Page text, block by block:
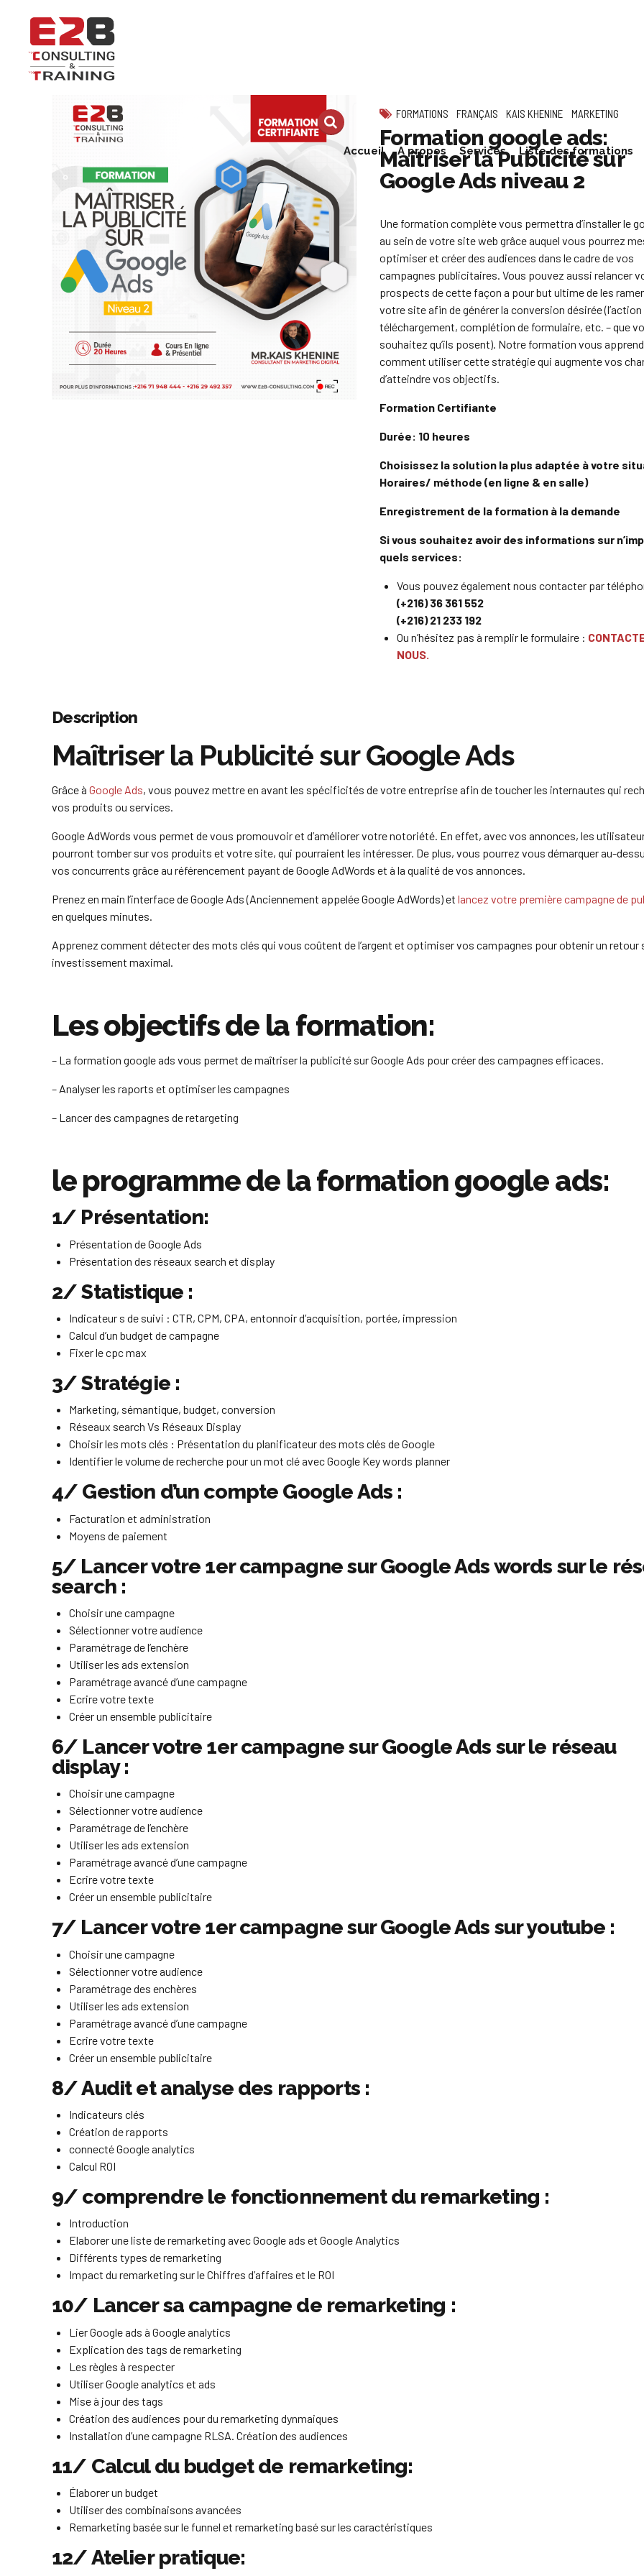
Accueil A propos Services Liste des formations
FORMATIONS FRANÇAIS KAIS KHENINE MARKETING
Formation google ads:
Maîtriser la Publicité sur
Google Ads niveau 2
Une formation complète vous permettra d’installer le
au sein de votre site web grâce auquel vous pourrez
optimiser et créer des audiences dans le cadre de vos
campagnes publicitaires. Vous pouvez aussi relancer
prospects de cette façon a pour but ultime de les
votre site afin de générer la conversion désirée
téléchargement, complétion de formulaire, etc. – que
souhaitez qu’ils posent). Notre formation vous apprend
comment utiliser cette stratégie qui augmente vos
d’atteindre vos objectifs.
Formation Certifiante
Durée: 10 heures
Choisissez la solution la plus adaptée à votre
Horaires/ méthode (en ligne & en salle)
Enregistrement de la formation à la demande
Si vous souhaitez avoir des informations sur
quels services:
Vous pouvez également nous contacter par
(+216) 36 361 552
(+216) 21 233 192
Ou n’hésitez pas à remplir le formulaire :
NOUS.
Description
Maîtriser la Publicité sur Google Ads
Grâce à Google Ads, vous pouvez mettre en avant les spécificités de votre entreprise afin de toucher les internautes qui
vos produits ou services.
Google AdWords vous permet de vous promouvoir et d’améliorer votre notoriété. En effet, avec vos annonces, les
pourront tomber sur vos produits et votre site, qui pourraient les intéresser. De plus, vous pourrez vous démarquer au-
vos concurrents grâce au référencement payant de Google AdWords et à la qualité de vos annonces.
Prenez en main l’interface de Google Ads (Anciennement appelée Google AdWords) et lancez votre première campagne de
en quelques minutes.
Apprenez comment détecter des mots clés qui vous coûtent de l’argent et optimiser vos campagnes pour obtenir un retour
investissement maximal.
Les objectifs de la formation:
– La formation google ads vous permet de maîtriser la publicité sur Google Ads pour créer des campagnes efficaces.
– Analyser les raports et optimiser les campagnes
– Lancer des campagnes de retargeting
le programme de la formation google ads:
1/ Présentation:
Présentation de Google Ads
Présentation des réseaux search et display
2/ Statistique :
Indicateur s de suivi : CTR, CPM, CPA, entonnoir d’acquisition, portée, impression
Calcul d’un budget de campagne
Fixer le cpc max
3/ Stratégie :
Marketing, sémantique, budget, conversion
Réseaux search Vs Réseaux Display
Choisir les mots clés : Présentation du planificateur des mots clés de Google
Identifier le volume de recherche pour un mot clé avec Google Key words planner
4/ Gestion d’un compte Google Ads :
Facturation et administration
Moyens de paiement
5/ Lancer votre 1er campagne sur Google Ads words sur le
search :
Choisir une campagne
Sélectionner votre audience
Paramétrage de l’enchère
Utiliser les ads extension
Paramétrage avancé d’une campagne
Ecrire votre texte
Créer un ensemble publicitaire
6/ Lancer votre 1er campagne sur Google Ads sur le réseau
display :
Choisir une campagne
Sélectionner votre audience
Paramétrage de l’enchère
Utiliser les ads extension
Paramétrage avancé d’une campagne
Ecrire votre texte
Créer un ensemble publicitaire
7/ Lancer votre 1er campagne sur Google Ads sur youtube :
Choisir une campagne
Sélectionner votre audience
Paramétrage des enchères
Utiliser les ads extension
Paramétrage avancé d’une campagne
Ecrire votre texte
Créer un ensemble publicitaire
8/ Audit et analyse des rapports :
Indicateurs clés
Création de rapports
connecté Google analytics
Calcul ROI
9/ comprendre le fonctionnement du remarketing :
Introduction
Elaborer une liste de remarketing avec Google ads et Google Analytics
Différents types de remarketing
Impact du remarketing sur le Chiffres d’affaires et le ROI
10/ Lancer sa campagne de remarketing :
Lier Google ads à Google analytics
Explication des tags de remarketing
Les règles à respecter
Utiliser Google analytics et ads
Mise à jour des tags
Création des audiences pour du remarketing dynmaiques
Installation d’une campagne RLSA. Création des audiences
11/ Calcul du budget de remarketing:
Élaborer un budget
Utiliser des combinaisons avancées
Remarketing basée sur le funnel et remarketing basé sur les caractéristiques
12/ Atelier pratique: